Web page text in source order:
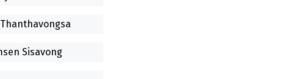
Sisavong